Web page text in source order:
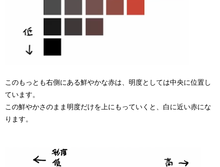
このもっとも右側にある鮮やかな赤は、明度としては中央に位置し
ています。
この鮮やかさのまま明度だけを上にもっていくと、白に近い赤にな
ります。